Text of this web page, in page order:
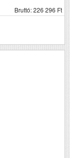
Bruttó: 226 296 Ft